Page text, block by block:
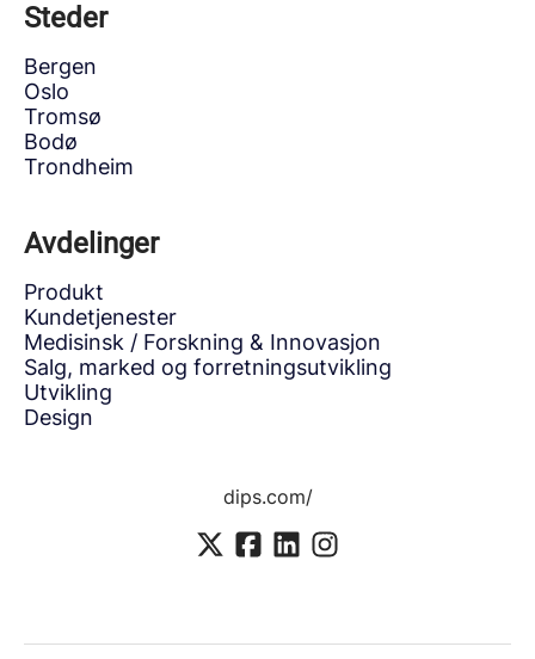
Steder
Bergen
Oslo
Tromsø
Bodø
Trondheim
Avdelinger
Produkt
Kundetjenester
Medisinsk / Forskning & Innovasjon
Salg, marked og forretningsutvikling
Utvikling
Design
dips.com/